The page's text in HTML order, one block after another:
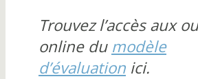
Trouvez l’accès aux
online du modèle
d’évaluation ici.